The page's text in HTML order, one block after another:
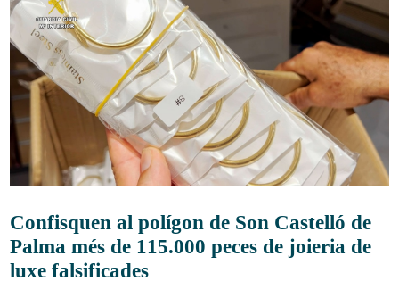
Confisquen al polígon de Son Castelló de
Palma més de 115.000 peces de joieria de
luxe falsificades